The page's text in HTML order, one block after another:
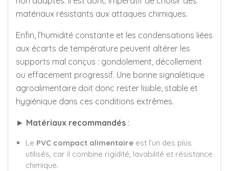
matériaux résistants aux attaques chimiques.
Enfin, l’humidité constante et les condensations liées
aux écarts de température peuvent altérer les
supports mal conçus : gondolement, décollement
ou effacement progressif. Une bonne signalétique
agroalimentaire doit donc rester lisible, stable et
hygiénique dans ces conditions extrêmes.
► Matériaux recommandés :
Le PVC compact alimentaire est l’un des plus
utilisés, car il combine rigidité, lavabilité et résistance
chimique.